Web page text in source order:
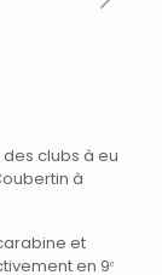
clubs à eu
à
et
en 9ᵉ